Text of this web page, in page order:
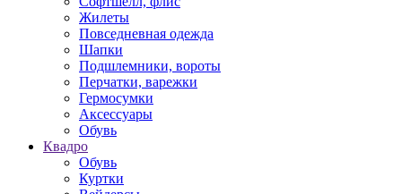
Жилеты
Повседневная одежда
Шапки
Подшлемники, вороты
Перчатки, варежки
Гермосумки
Аксессуары
Обувь
Квадро
Обувь
Куртки